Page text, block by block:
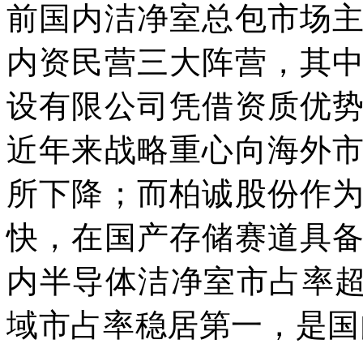
前国内洁净室总包市场
内资民营三大阵营，其
设有限公司凭借资质优
近年来战略重心向海外
所下降；而柏诚股份作
快，在国产存储赛道具
内半导体洁净室市占率
域市占率稳居第一，是